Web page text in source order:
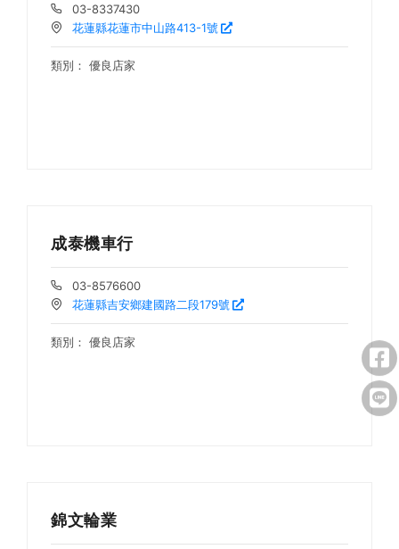
03-8337430
花蓮縣花蓮市中山路413-1號
類別： 優良店家
成泰機車行
03-8576600
花蓮縣吉安鄉建國路二段179號
類別： 優良店家
錦文輪業